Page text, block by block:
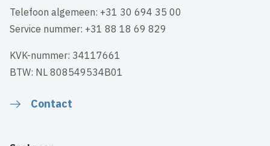
Telefoon algemeen: +31 30 694 35 00
Service nummer: +31 88 18 69 829
KVK-nummer: 34117661
BTW: NL 808549534B01
Contact